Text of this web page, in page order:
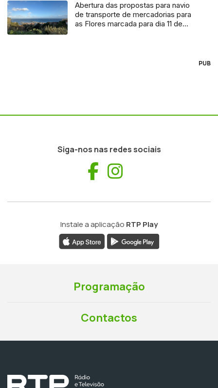
Abertura das propostas para navio
de transporte de mercadorias para
as Flores marcada para dia 11 de
PUB
Siga-nos nas redes sociais
Facebook
Instale a aplicação RTP Play
Programação
Contactos